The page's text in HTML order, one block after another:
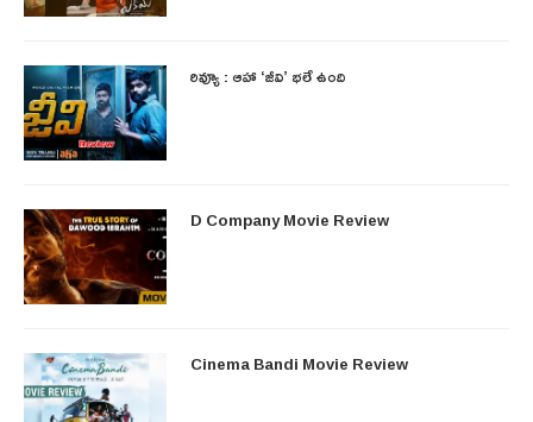
రివ్యూ : ఆహా ‘జీవి’ భలే ఉంది
D Company Movie Review
Cinema Bandi Movie Review